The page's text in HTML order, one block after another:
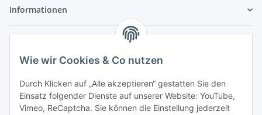
Wie wir Cookies & Co nutzen
Durch Klicken auf „Alle akzeptieren“ gestatten Sie den
Einsatz folgender Dienste auf unserer Website: YouTube,
Vimeo, ReCaptcha. Sie können die Einstellung jederzeit
Informationen
Wir sind kein Spielwarenhändler i. S. d.
Spielwarenverordnung
Die meisten der von uns vertriebenen Produkte sind